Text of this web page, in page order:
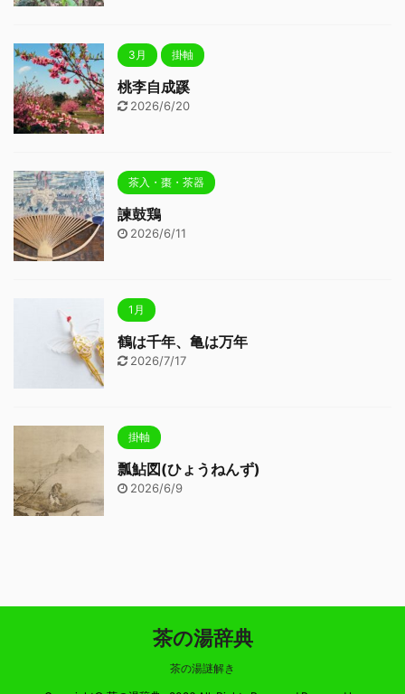
3月 掛軸
桃李自成蹊
2026/6/20
茶入・棗・茶器
諫鼓鶏
2026/6/11
1月
鶴は千年、亀は万年
2026/7/17
掛軸
瓢鮎図(ひょうねんず)
2026/6/9
茶の湯辞典
茶の湯謎解き